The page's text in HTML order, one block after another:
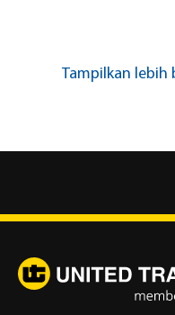
Tampilkan